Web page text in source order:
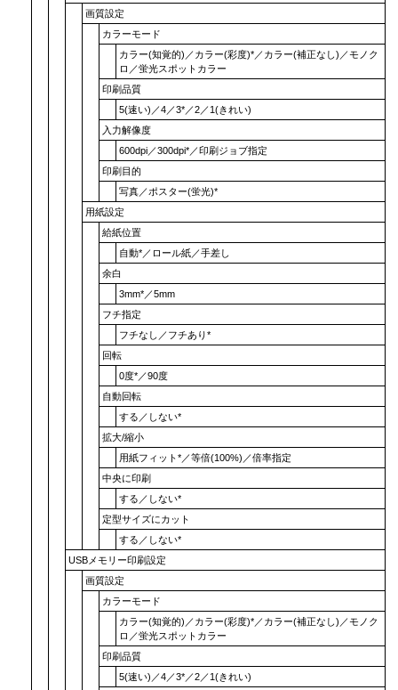
画質設定
カラーモード
カラー(知覚的) ／カラー(彩度)*／カラー(補正なし) ／モノク
ロ ／蛍光スポットカラー
印刷品質
5(速い) ／4／3*／2／1(きれい)
入力解像度
600dpi ／300dpi*／印刷ジョブ指定
印刷目的
写真 ／ポスター(蛍光)*
用紙設定
給紙位置
自動*／ ロール紙 ／手差し
余白
3mm*／5mm
フチ指定
フチなし ／フチあり*
回転
0度*／90度
自動回転
する ／ しない*
拡大/縮小
用紙フィット*／等倍(100%) ／倍率指定
中央に印刷
する ／ しない*
定型サイズにカット
する ／ しない*
USBメモリー印刷設定
画質設定
カラーモード
カラー(知覚的) ／カラー(彩度)*／カラー(補正なし) ／モノク
ロ ／蛍光スポットカラー
印刷品質
5(速い) ／4／3*／2／1(きれい)